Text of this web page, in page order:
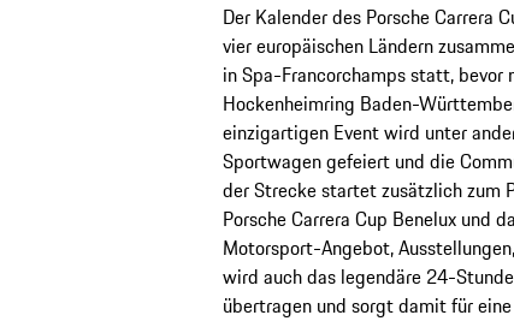
Der Kalender des Porsche Carrera
vier europäischen Ländern
in Spa-Francorchamps statt, bevor
Hockenheimring Baden-
einzigartigen Event wird unter
Sportwagen gefeiert und die
der Strecke startet zusätzlich zum
Porsche Carrera Cup Benelux und
Motorsport-Angebot,
wird auch das legendäre 24-
übertragen und sorgt damit für